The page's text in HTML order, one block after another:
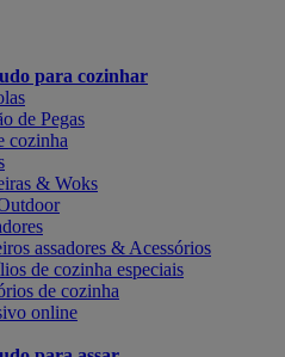
para cozinhar
de Pegas
cozinha
& Woks
assadores & Acessórios
de cozinha especiais
de cozinha
online